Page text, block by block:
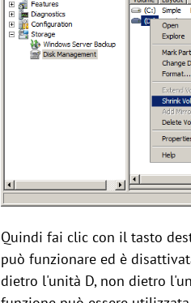
Quindi fai clic con il tasto
può funzionare ed è
dietro l'unità D, non dietro